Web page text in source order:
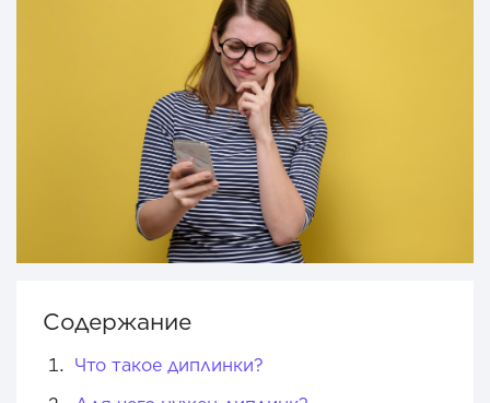
Содержание
Что такое диплинки?